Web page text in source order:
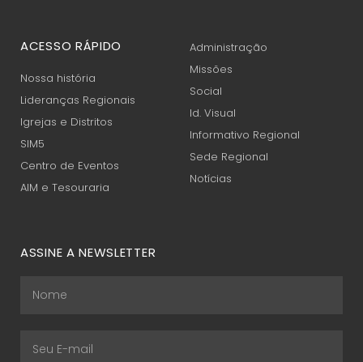
ACESSO RÁPIDO
Nossa história
Lideranças Regionais
Igrejas e Distritos
SIM5
Centro de Eventos
AIM e Tesouraria
Administração
Missões
Social
Id. Visual
Informativo Regional
Sede Regional
Notícias
ASSINE A NEWSLETTER